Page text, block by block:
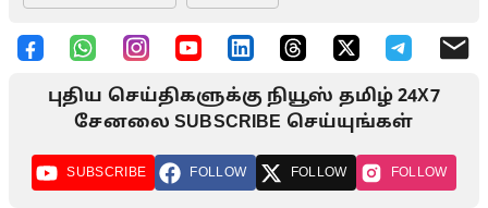
புதிய செய்திகளுக்கு நியூஸ் தமிழ் 24X7
சேனலை SUBSCRIBE செய்யுங்கள்
SUBSCRIBE FOLLOW FOLLOW FOLLOW